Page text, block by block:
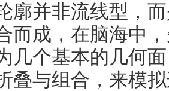
廓并非流线型，
而成，在脑海中
几个基本的几何
叠与组合，来模